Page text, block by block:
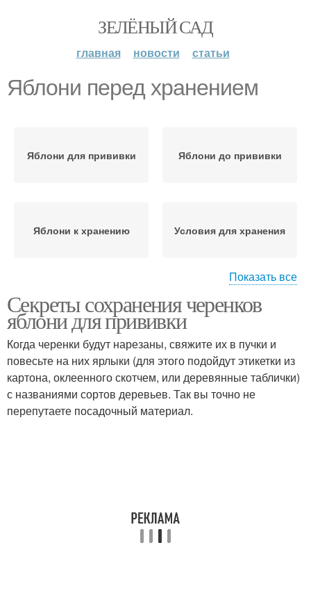
ЗЕЛЁНЫЙ САД
главная новости статьи
Яблони перед хранением
Яблони для прививки Яблони до прививки
Яблони к хранению Условия для хранения
прививкой
Показать все
Секреты сохранения черенков
яблони для прививки
Когда черенки будут нарезаны, свяжите их в пучки и
повесьте на них ярлыки (для этого подойдут этикетки из
картона, оклеенного скотчем, или деревянные таблички)
с названиями сортов деревьев. Так вы точно не
перепутаете посадочный материал.